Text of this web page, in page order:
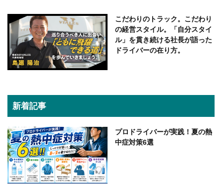
こだわりのトラック。こだわり
の経営スタイル。「自分スタイ
ル」を貫き続ける社長が語った
ドライバーの在り方。
新着記事
プロドライバーが実践！夏の熱
中症対策6選